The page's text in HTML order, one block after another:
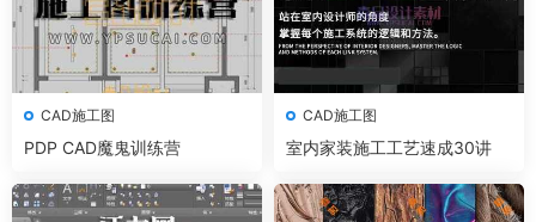
CAD施工图
PDP CAD魔鬼训练营
CAD施工图
室内家装施工工艺速成30讲